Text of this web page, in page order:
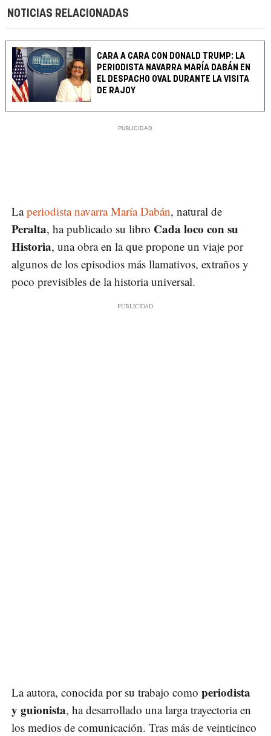
NOTICIAS RELACIONADAS
CARA A CARA CON DONALD TRUMP: LA
PERIODISTA NAVARRA MARÍA DABÁN EN
EL DESPACHO OVAL DURANTE LA VISITA
DE RAJOY
Laperiodista navarra María Dabán, natural de
Peralta, ha publicado su libro Cada loco con su
Historia, una obra en la que propone un viaje por
algunos de los episodios más llamativos, extraños y
poco previsibles de la historia universal.
La autora, conocida por su trabajo como periodista
y guionista, ha desarrollado una larga trayectoria en
los medios de comunicación. Tras más de veinticinco